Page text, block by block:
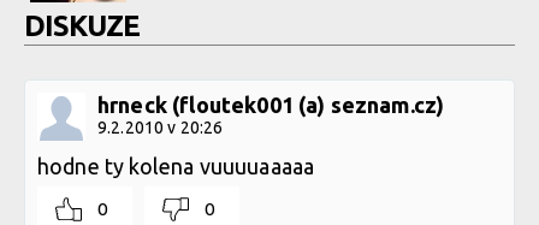
DISKUZE
hrneck (floutek001 (a) seznam.cz)
9.2.2010 v 20:26
hodne ty kolena vuuuuaaaaa
0 0